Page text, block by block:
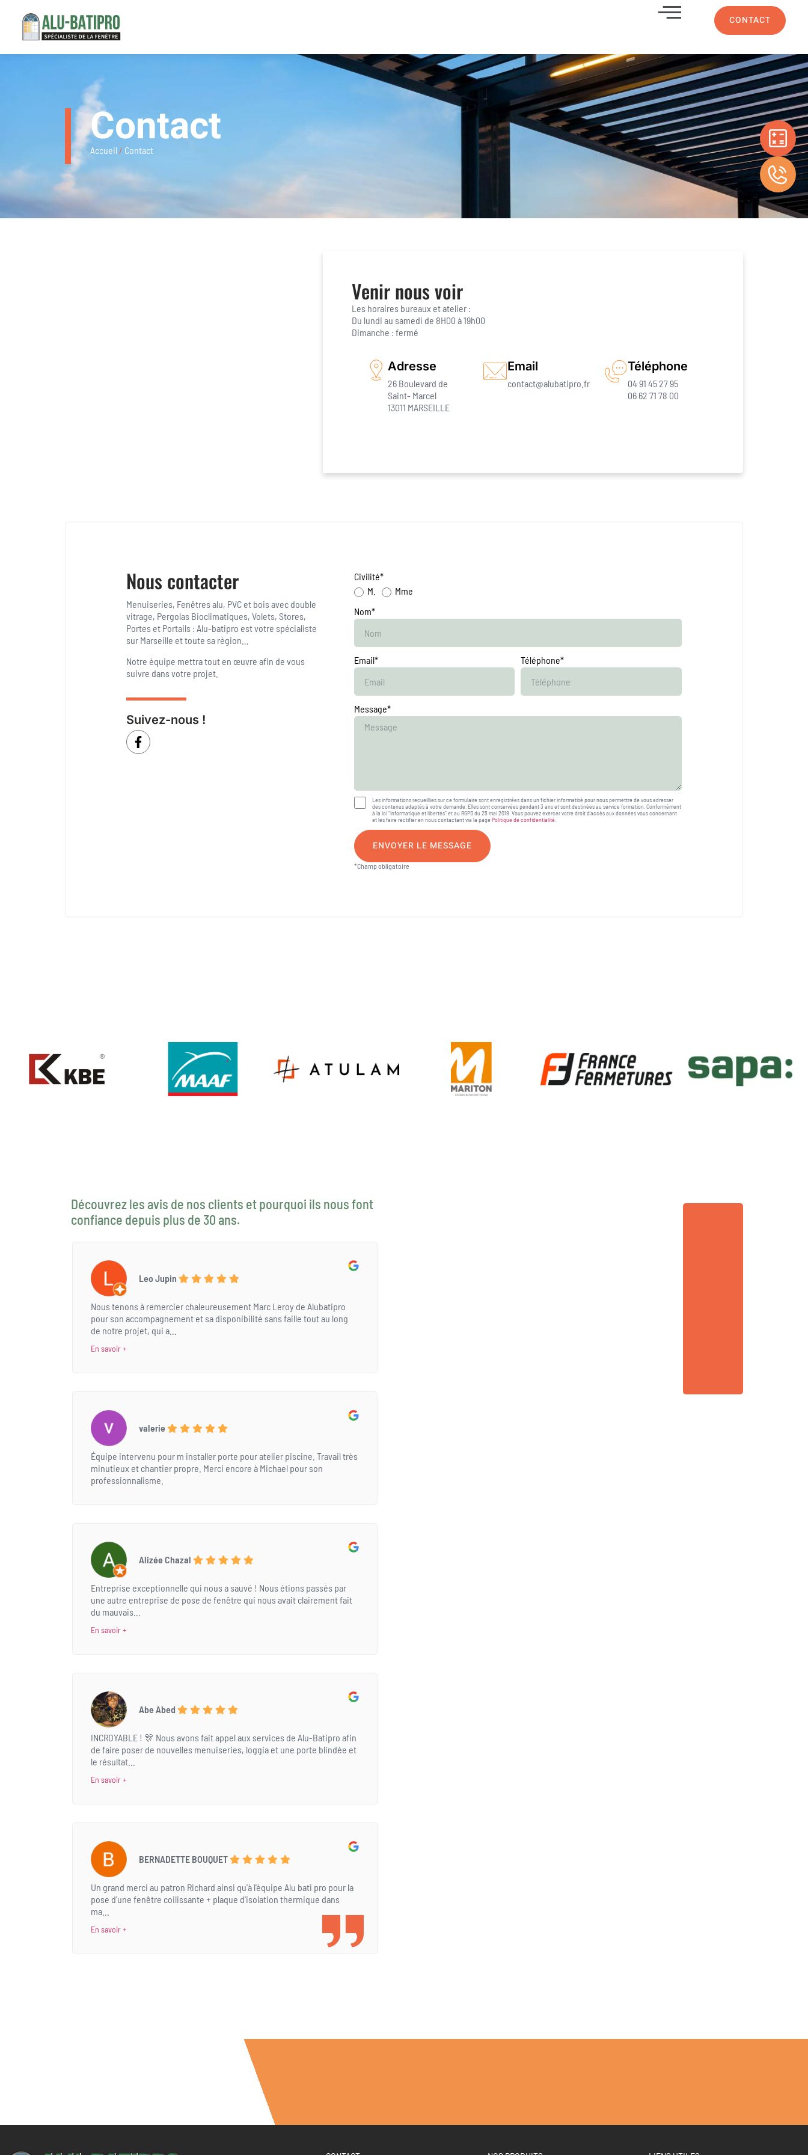
CONTACT
Contact
Accueil/ Contact
Venir nous voir
Les horaires bureaux et atelier :
Du lundi au samedi de 8H00 à 19h00
Dimanche : fermé
Adresse
26 Boulevard de
Saint- Marcel
13011 MARSEILLE
Email
contact@alubatipro.fr
Téléphone
04 91 45 27 95
06 62 71 78 00
Nous contacter
Menuiseries, Fenêtres alu, PVC et bois avec double
vitrage, Pergolas Bioclimatiques, Volets, Stores,
Portes et Portails : Alu-batipro est votre spécialiste
sur Marseille et toute sa région…
Notre équipe mettra tout en œuvre afin de vous
suivre dans votre projet.
Suivez-nous !
Civilité*
M.
Mme
Nom*
Email* Téléphone*
Message*
Les informations recueillies sur ce formulaire sont enregistrées dans un fichier informatisé pour nous permettre de vous adresser
des contenus adaptés à votre demande. Elles sont conservées pendant 3 ans et sont destinées au service formation. Conformément
à la loi “informatique et libertés” et au RGPD du 25 mai 2018. Vous pouvez exercer votre droit d’accès aux données vous concernant
et les faire rectifier en nous contactant via la pagePolitique de confidentialité.
ENVOYER LE MESSAGE
*Champ obligatoire
Découvrez les avis de nos clients et pourquoi ils nous font
confiance depuis plus de 30 ans.
Leo Jupin
Nous tenons à remercier chaleureusement Marc Leroy de Alubatipro
pour son accompagnement et sa disponibilité sans faille tout au long
de notre projet, qui a...
En savoir +
valerie
Équipe intervenu pour m installer porte pour atelier piscine. Travail très
minutieux et chantier propre. Merci encore à Michael pour son
professionnalisme.
Alizée Chazal
Entreprise exceptionnelle qui nous a sauvé ! Nous étions passés par
une autre entreprise de pose de fenêtre qui nous avait clairement fait
du mauvais...
En savoir +
Abe Abed
INCROYABLE ! 🎊 Nous avons fait appel aux services de Alu-Batipro afin
de faire poser de nouvelles menuiseries, loggia et une porte blindée et
le résultat...
En savoir +
BERNADETTE BOUQUET
Un grand merci au patron Richard ainsi qu'à l'équipe Alu bati pro pour la
pose d'une fenêtre coilissante + plaque d'isolation thermique dans
ma...
En savoir +